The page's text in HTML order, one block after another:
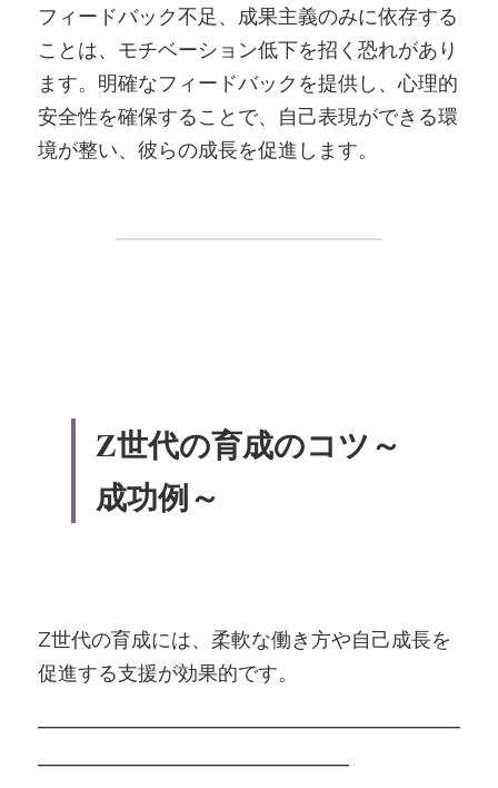
フィードバック不足、成果主義のみに依存する
ことは、モチベーション低下を招く恐れがあり
ます。明確なフィードバックを提供し、心理的
安全性を確保することで、自己表現ができる環
境が整い、彼らの成長を促進します。
Z世代の育成のコツ～
成功例～
Z世代の育成には、柔軟な働き方や自己成長を
促進する支援が効果的です。
―――――――――――――――――――
――――――――――――――